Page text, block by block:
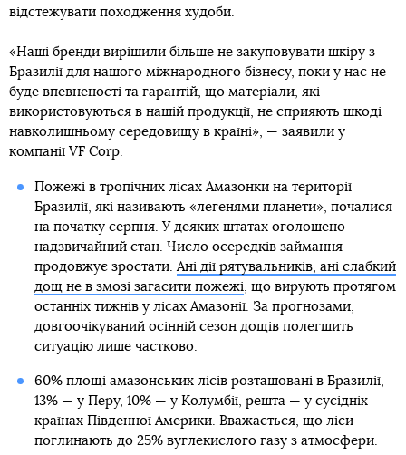
відстежувати походження худоби.
«Наші бренди вирішили більше не закуповувати шкіру з
Бразилії для нашого міжнародного бізнесу, поки у нас не
буде впевненості та гарантій, що матеріали, які
використовуються в нашій продукції, не сприяють шкоді
навколишньому середовищу в країні», — заявили у
компанії VF Corp.
Пожежі в тропічних лісах Амазонки на території
Бразилії, які називають «легенями планети», почалися
на початку серпня. У деяких штатах оголошено
надзвичайний стан. Число осередків займання
продовжує зростати. Ані дії рятувальників, ані слабкий
дощ не в змозі загасити пожежі , що вирують протягом
останніх тижнів у лісах Амазонії. За прогнозами,
довгоочікуваний осінній сезон дощів полегшить
ситуацію лише частково.
60% площі амазонських лісів розташовані в Бразилії,
13% — у Перу, 10% — у Колумбії, решта — у сусідніх
країнах Південної Америки. Вважається, що ліси
поглинають до 25% вуглекислого газу з атмосфери.